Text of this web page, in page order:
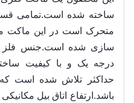
ساخته شده است.تمامی
متحرک است در این ماکت
سازی شده است.جنس فلز
درجه یک و با کیفیت
حداکثر تلاش شده است که